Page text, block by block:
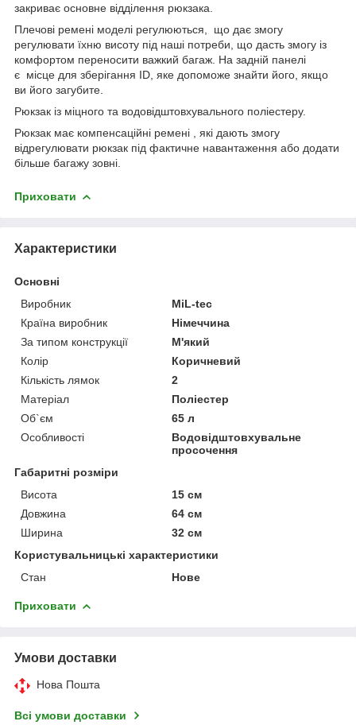
закриває основне відділення рюкзака.
Плечові ремені моделі регулюються, що дає змогу
регулювати їхню висоту під наші потреби, що дасть змогу із
комфортом переносити важкий багаж. На задній панелі
є місце для зберігання ID, яке допоможе знайти його, якщо
ви його загубите.
Рюкзак із міцного та водовідштовхувального поліестеру.
Рюкзак має компенсаційні ремені , які дають змогу
відрегулювати рюкзак під фактичне навантаження або додати
більше багажу зовні.
Приховати
Характеристики
Основні
Виробник
MiL-tec
Країна виробник
Німеччина
За типом конструкції
М'який
Колір
Коричневий
Кількість лямок
2
Матеріал
Поліестер
Об`єм
65 л
Особливості
Водовідштовхувальне
просочення
Габаритні розміри
Висота
15 см
Довжина
64 см
Ширина
32 см
Користувальницькі характеристики
Стан
Нове
Приховати
Умови доставки
Нова Пошта
Всі умови доставки